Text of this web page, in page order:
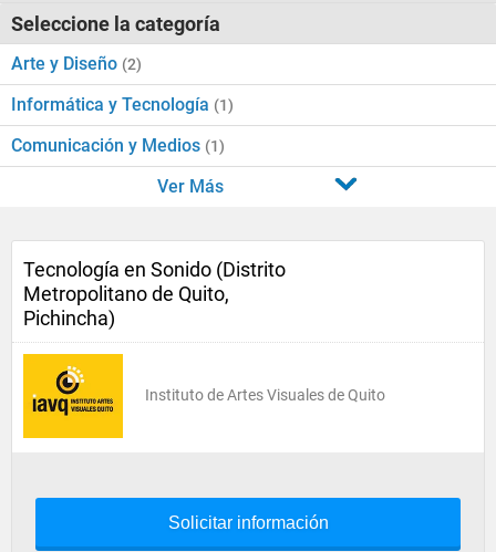
Seleccione la categoría
Arte y Diseño (2)
Informática y Tecnología (1)
Comunicación y Medios (1)
Ver Más
Tecnología en Sonido (Distrito
Metropolitano de Quito,
Pichincha)
Instituto de Artes Visuales de Quito
Solicitar información